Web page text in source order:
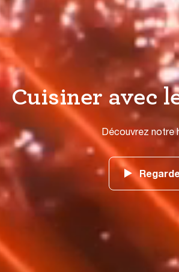
Cuisiner avec
Découvrez notre